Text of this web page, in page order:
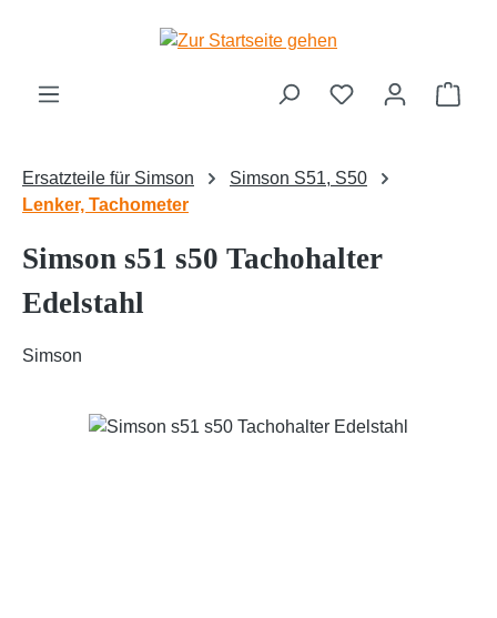
Zum Hauptinhalt springen
Ersatzteile für Simson
Simson S51, S50
Lenker, Tachometer
Simson s51 s50 Tachohalter
Edelstahl
Simson
Bildergalerie überspringen